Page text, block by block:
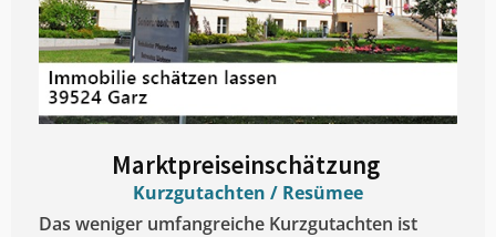
Marktpreiseinschätzung ​
Kurzgutachten / Resümee
Das weniger umfangreiche Kurzgutachten ist